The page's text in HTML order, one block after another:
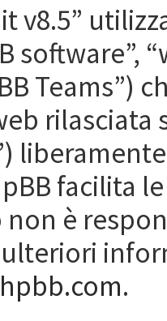
v8.5”
software”,
Teams”)
rilasciata
facilita
non è
.